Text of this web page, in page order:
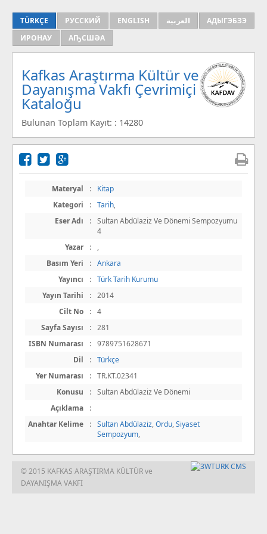
TÜRKÇE РУССКИЙ ENGLISH العربية
АДЫГЭБЗЭ
ИРОНАУ
АҦСШӘА
Kafkas Araştırma Kültür ve
Dayanışma Vakfı Çevrimiçi
Kataloğu
Bulunan Toplam Kayıt: : 14280
Materyal :
Kitap
Kategori
: Tarih,
Eser Adı
: Sultan Abdülaziz Ve Dönemi Sempozyumu
4
Yazar
:
,
Basım Yeri
: Ankara
Yayıncı
: Türk Tarih Kurumu
Yayın Tarihi
: 2014
Cilt No
: 4
Sayfa Sayısı
: 281
ISBN Numarası
: 9789751628671
Dil
: Türkçe
Yer Numarası
: TR.KT.02341
Konusu
: Sultan Abdülaziz Ve Dönemi
Açıklama
:
Anahtar Kelime
: Sultan Abdülaziz,Ordu,Siyaset
Sempozyum,
© 2015 KAFKAS ARAŞTIRMA KÜLTÜR ve
DAYANIŞMA VAKFI